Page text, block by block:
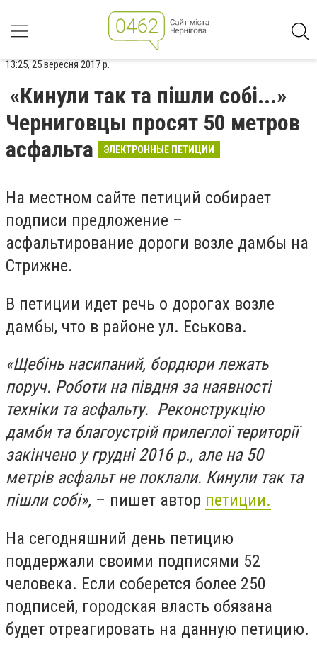
13:25, 25 вересня 2017 р.
«Кинули так та пішли собі...»
Черниговцы просят 50 метров
асфальта
ЭЛЕКТРОННЫЕ ПЕТИЦИИ
На местном сайте петиций собирает
подписи предложение –
асфальтирование дороги возле дамбы на
Стрижне.
В петиции идет речь о дорогах возле
дамбы, что в районе ул. Еськова.
«Щебінь насипаний, бордюри лежать
поруч. Роботи на півдня за наявності
техніки та асфальту. Реконструкцію
дамби та благоустрій прилеглої території
закінчено у грудні 2016 р., але на 50
метрів асфальт не поклали. Кинули так та
пішли собі», – пишет автор петиции.
На сегодняшний день петицию
поддержали своими подписями 52
человека. Если соберется более 250
подписей, городская власть обязана
будет отреагировать на данную петицию.